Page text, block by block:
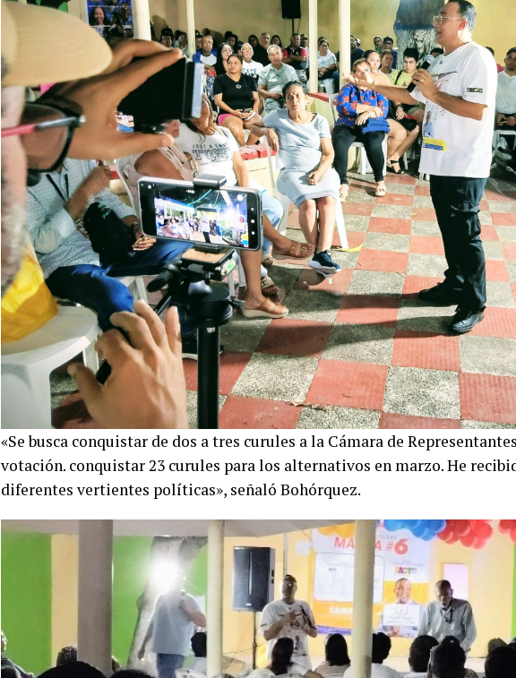
«Se busca conquistar de dos a tres curules a la Cámara de
votación. conquistar 23 curules para los alternativos en marzo. He
diferentes vertientes políticas», señaló Bohórquez.